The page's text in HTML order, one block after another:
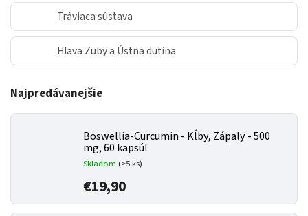
Tráviaca sústava
Hlava Zuby a Ústna dutina
Najpredávanejšie
Boswellia-Curcumin - Kĺby, Zápaly - 500
mg, 60 kapsúl
Skladom (>5 ks)
€19,90